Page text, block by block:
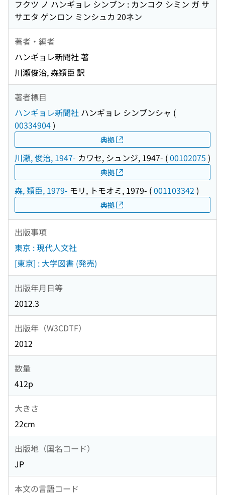
フクツ ノ ハンギョレ シンブン : カンコク シミン ガ サ
サエタ ゲンロン ミンシュカ 20ネン
著者・編者
ハンギョレ新聞社 著
川瀬俊治, 森類臣 訳
著者標目
ハンギョレ新聞社 ハンギョレ シンブンシャ (
00334904)
典拠
川瀬, 俊治, 1947- カワセ, シュンジ, 1947- (00102075 )
典拠
森, 類臣, 1979- モリ, トモオミ, 1979- (001103342 )
典拠
出版事項
東京 : 現代人文社
[東京] : 大学図書 (発売)
出版年月日等
2012.3
出版年（W3CDTF）
2012
数量
412p
大きさ
22cm
出版地（国名コード）
JP
本文の言語コード